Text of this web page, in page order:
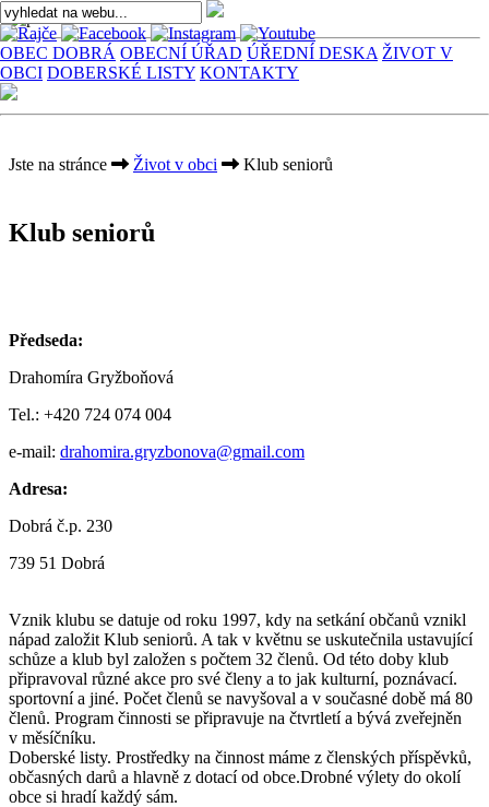
OBEC DOBRÁ OBECNÍ ÚŘAD ÚŘEDNÍ DESKA ŽIVOT V
OBCI DOBERSKÉ LISTY KONTAKTY
Jste na stránce Život v obci Klub seniorů
Klub seniorů
Předseda:
Drahomíra Gryžboňová
Tel.: +420 724 074 004
e-mail: drahomira.gryzbonova@gmail.com
Adresa:
Dobrá č.p. 230
739 51 Dobrá
Vznik klubu se datuje od roku 1997, kdy na setkání občanů vznikl
nápad založit Klub seniorů. A tak v květnu se uskutečnila ustavující
schůze a klub byl založen s počtem 32 členů. Od této doby klub
připravoval různé akce pro své členy a to jak kulturní, poznávací.
sportovní a jiné. Počet členů se navyšoval a v současné době má 80
členů. Program činnosti se připravuje na čtvrtletí a bývá zveřejněn
v měsíčníku.
Doberské listy. Prostředky na činnost máme z členských příspěvků,
občasných darů a hlavně z dotací od obce.Drobné výlety do okolí
obce si hradí každý sám.